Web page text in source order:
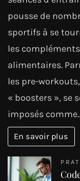
pousse de
sportifs à se
les compléments
alimentaires.
les pre-
« boosters », se
imposés
En savoir plus